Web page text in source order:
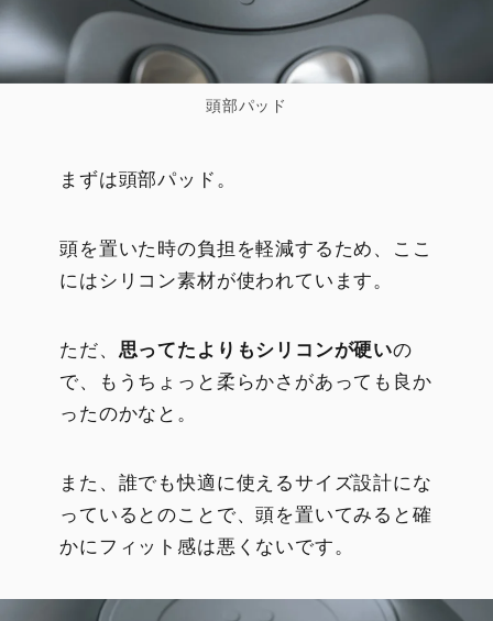
頭部パッド
まずは頭部パッド。
頭を置いた時の負担を軽減するため、ここ
にはシリコン素材が使われています。
ただ、 思ってたよりもシリコンが硬いの
で、もうちょっと柔らかさがあっても良か
ったのかなと。
また、誰でも快適に使えるサイズ設計にな
っているとのことで、頭を置いてみると確
かにフィット感は悪くないです。